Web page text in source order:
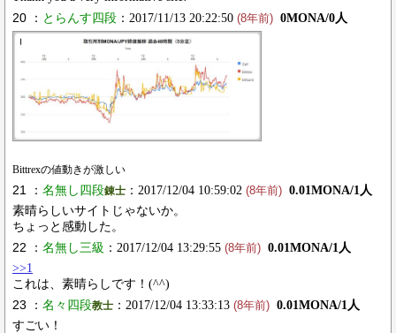
20 ： とらんす四段 ：2017/11/13 20:22:50 (8年前) 0MONA/0人
Bittrexの値動きが激しい
21 ： 名無し四段錬士 ：2017/12/04 10:59:02 (8年前) 0.01MONA/1人
素晴らしいサイトじゃないか。
ちょっと感動した。
22 ： 名無し三級 ：2017/12/04 13:29:55 (8年前) 0.01MONA/1人
>>1
これは、素晴らしです！(^^)
23 ： 名々四段教士 ：2017/12/04 13:33:13 (8年前) 0.01MONA/1人
すごい！